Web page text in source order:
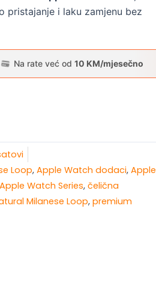
pristajanje i laku zamjenu bez
Na rate već od 10 KM/mjesečno
Loop, Apple Watch dodaci, Apple
Apple Watch Series, čelična
Milanese Loop, premium